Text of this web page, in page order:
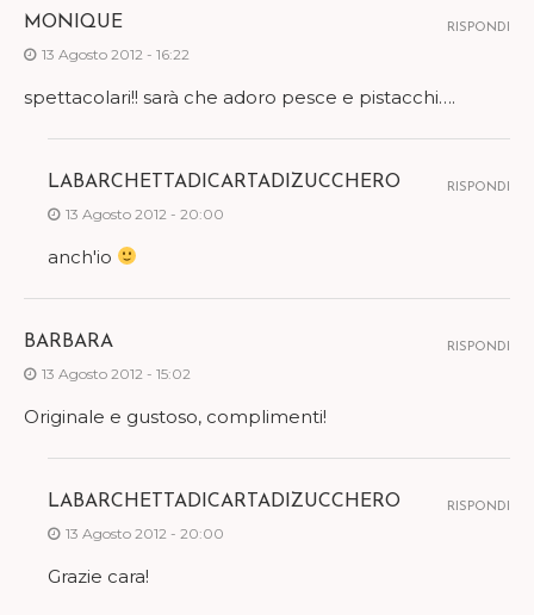
MONIQUE
13 Agosto 2012 - 16:22
spettacolari!! sarà che adoro pesce e pistacchi….
RISPONDI
LABARCHETTADICARTADIZUCCHERO
13 Agosto 2012 - 20:00
anch'io
RISPONDI
BARBARA
13 Agosto 2012 - 15:02
Originale e gustoso, complimenti!
RISPONDI
LABARCHETTADICARTADIZUCCHERO
13 Agosto 2012 - 20:00
Grazie cara!
RISPONDI